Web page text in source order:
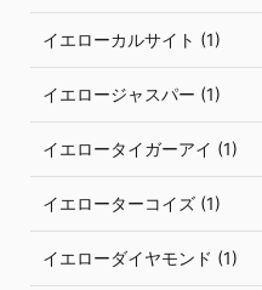
イエローカルサイト (1)
イエロージャスパー (1)
イエロータイガーアイ (1)
イエローターコイズ (1)
イエローダイヤモンド (1)